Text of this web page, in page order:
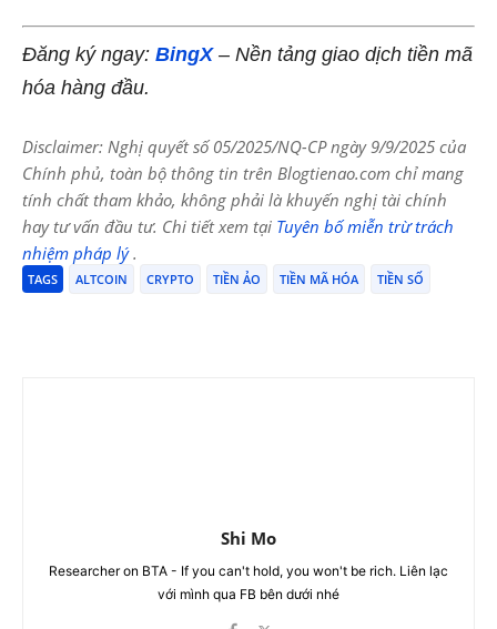
Đăng ký ngay: BingX– Nền tảng giao dịch tiền mã
hóa hàng đầu.
Disclaimer: Nghị quyết số 05/2025/NQ-CP ngày 9/9/2025 của
Chính phủ, toàn bộ thông tin trên Blogtienao.com chỉ mang
tính chất tham khảo, không phải là khuyến nghị tài chính
hay tư vấn đầu tư. Chi tiết xem tại Tuyên bố miễn trừ trách
nhiệm pháp lý.
TAGS ALTCOIN CRYPTO TIỀN ẢO TIỀN MÃ HÓA TIỀN SỐ
Shi Mo
Researcher on BTA - If you can't hold, you won't be rich. Liên lạc
với mình qua FB bên dưới nhé